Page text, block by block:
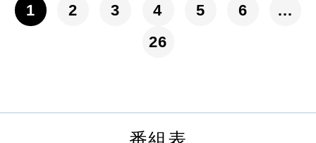
1 2 3 4 5 6
…
26